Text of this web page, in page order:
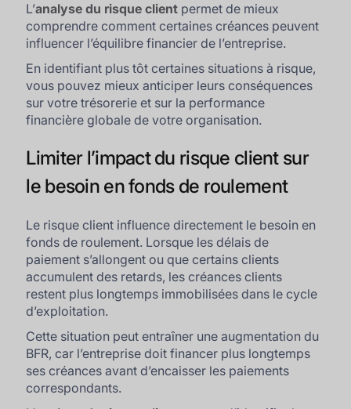
L’analyse du risque client permet de mieux
comprendre comment certaines créances peuvent
influencer l’équilibre financier de l’entreprise.
En identifiant plus tôt certaines situations à risque,
vous pouvez mieux anticiper leurs conséquences
sur votre trésorerie et sur la performance
financière globale de votre organisation.
Limiter l’impact du risque client sur
le besoin en fonds de roulement
Le risque client influence directement le besoin en
fonds de roulement. Lorsque les délais de
paiement s’allongent ou que certains clients
accumulent des retards, les créances clients
restent plus longtemps immobilisées dans le cycle
d’exploitation.
Cette situation peut entraîner une augmentation du
BFR, car l’entreprise doit financer plus longtemps
ses créances avant d’encaisser les paiements
correspondants.